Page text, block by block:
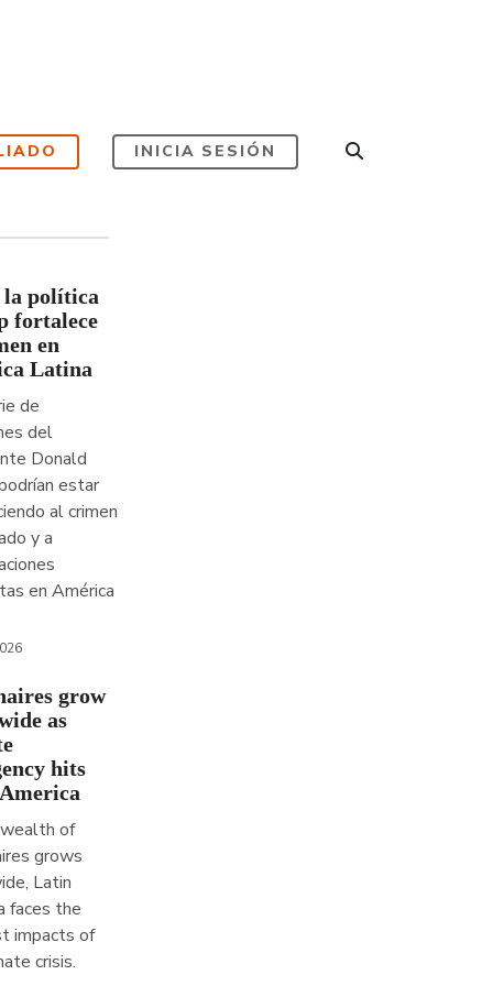
INICIA SESIÓN
la política
fortalece
en
Latina
de
del
Donald
estar
al crimen
y a
en América
grow
as
hits
of
grows
Latin
faces the
impacts of
crisis.